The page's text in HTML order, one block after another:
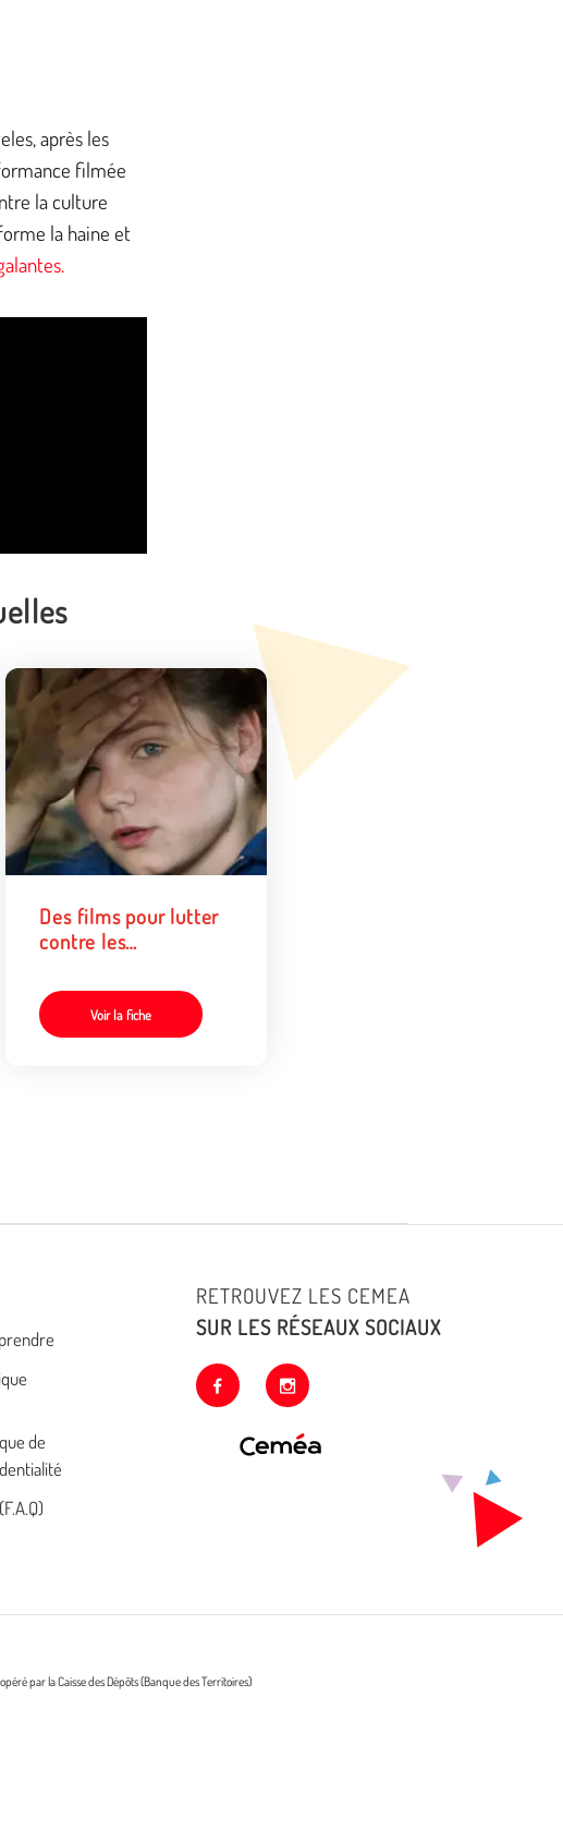
après les
filmée
la culture
la haine et
Des films pour lutter
contre les
Voir la fiche
de
RETROUVEZ LES CEMEA
SUR LES RÉSEAUX SOCIAUX
facebook instagram
par la Caisse des Dépôts (Banque des Territoires)